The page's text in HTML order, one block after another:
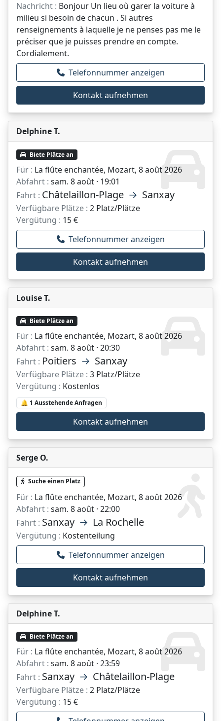
Nachricht : Bonjour Un lieu où garer la voiture à
milieu si besoin de chacun . Si autres
renseignements à laquelle je ne penses pas me le
préciser que je puisses prendre en compte.
Cordialement.
Telefonnummer anzeigen
Kontakt aufnehmen
Delphine T.
Biete Plätze an
Für : La flûte enchantée, Mozart, 8 août 2026
Abfahrt : sam. 8 août · 19:01
Fahrt : Châtelaillon-Plage → Sanxay
Verfügbare Plätze : 2 Platz/Plätze
Vergütung : 15 €
Telefonnummer anzeigen
Kontakt aufnehmen
Louise T.
Biete Plätze an
Für : La flûte enchantée, Mozart, 8 août 2026
Abfahrt : sam. 8 août · 20:30
Fahrt : Poitiers → Sanxay
Verfügbare Plätze : 3 Platz/Plätze
Vergütung : Kostenlos
🔔 1 Ausstehende Anfragen
Kontakt aufnehmen
Serge O.
Suche einen Platz
Für : La flûte enchantée, Mozart, 8 août 2026
Abfahrt : sam. 8 août · 22:00
Fahrt : Sanxay → La Rochelle
Vergütung : Kostenteilung
Telefonnummer anzeigen
Kontakt aufnehmen
Delphine T.
Biete Plätze an
Für : La flûte enchantée, Mozart, 8 août 2026
Abfahrt : sam. 8 août · 23:59
Fahrt : Sanxay → Châtelaillon-Plage
Verfügbare Plätze : 2 Platz/Plätze
Vergütung : 15 €